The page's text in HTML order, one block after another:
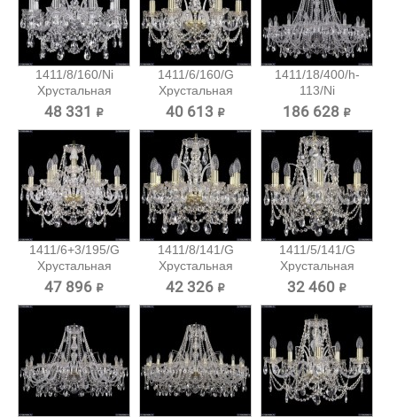
1411/8/160/Ni
Хрустальная
подвесная...
48 331 ₽
1411/6/160/G
Хрустальная
подвесная...
40 613 ₽
1411/18/400/h-
113/Ni
Хрустальная...
186 628 ₽
1411/6+3/195/G
Хрустальная
подвесная...
47 896 ₽
1411/8/141/G
Хрустальная
подвесная...
42 326 ₽
1411/5/141/G
Хрустальная
подвесная...
32 460 ₽